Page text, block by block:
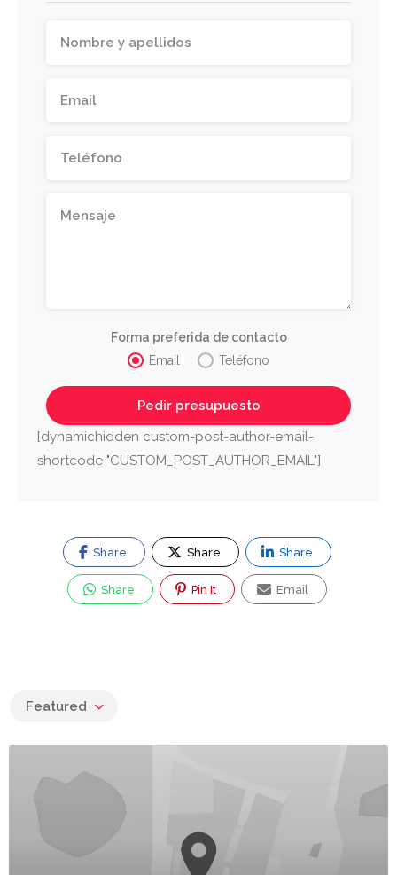
Forma preferida de contacto
Email
Teléfono
[dynamichidden custom-post-author-email-
shortcode "CUSTOM_POST_AUTHOR_EMAIL"]
Share Share Share
Share Pin It Email
Featured